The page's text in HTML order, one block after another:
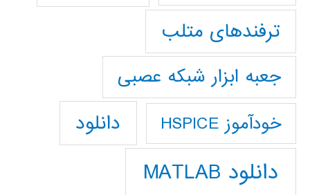
ترفندهای متلب
جعبه ابزار شبکه عصبی
خودآموز HSPICE دانلود
دانلود MATLAB